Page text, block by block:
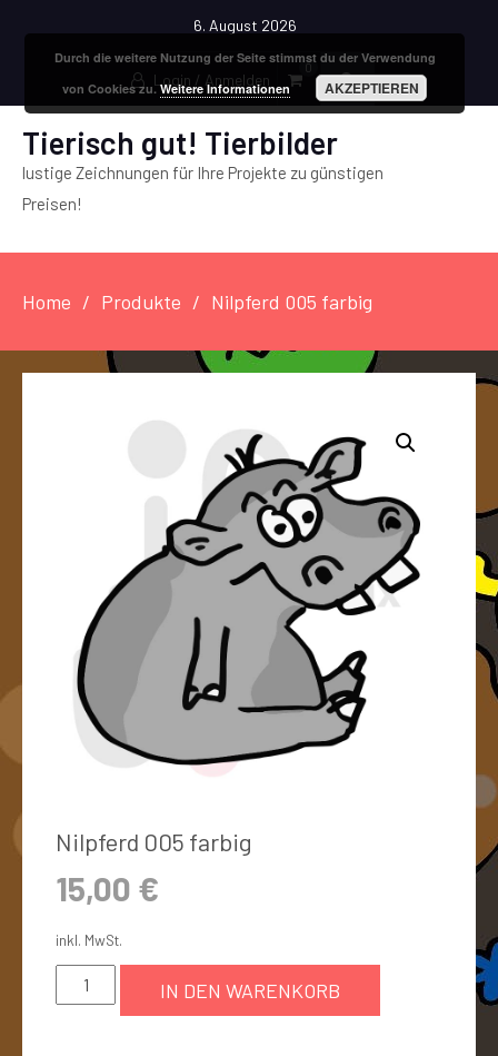
6. August 2026
Login / Anmelden
0
Tierisch gut! Tierbilder
lustige Zeichnungen für Ihre Projekte zu günstigen
Preisen!
Home Produkte Nilpferd 005 farbig
Nilpferd 005 farbig
15,00 €
inkl. MwSt.
IN DEN WARENKORB
Durch die weitere Nutzung der Seite stimmst du der Verwendung
von Cookies zu.Weitere Informationen AKZEPTIEREN